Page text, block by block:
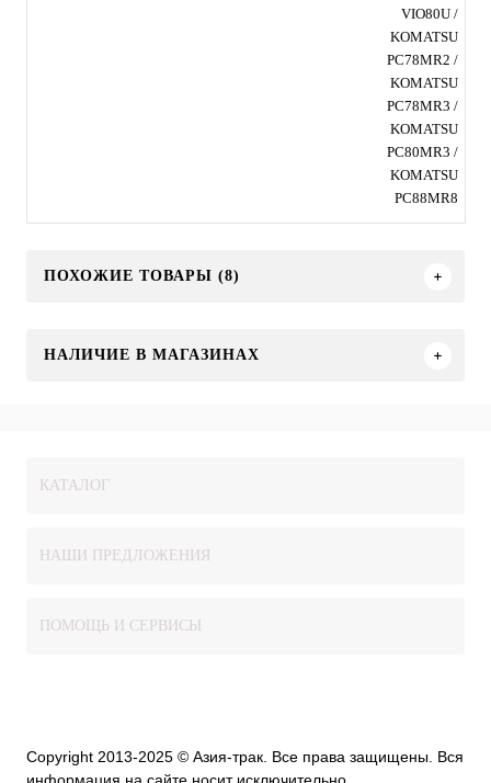
VIO80U /
KOMATSU
PC78MR2 /
KOMATSU
PC78MR3 /
KOMATSU
PC80MR3 /
KOMATSU
PC88MR8
ПОХОЖИЕ ТОВАРЫ (8)
НАЛИЧИЕ В МАГАЗИНАХ
КАТАЛОГ
НАШИ ПРЕДЛОЖЕНИЯ
ПОМОЩЬ И СЕРВИСЫ
Copyright 2013-2025 © Азия-трак. Все права защищены. Вся